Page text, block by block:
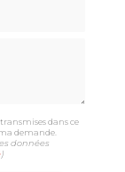
dans ce
demande.
données
)